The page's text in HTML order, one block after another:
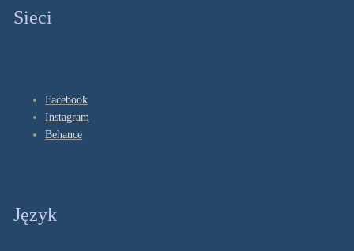
Sieci
Facebook
Instagram
Behance
Język